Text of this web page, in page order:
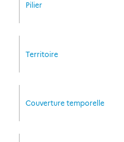
Pilier
Territoire
Couverture temporelle